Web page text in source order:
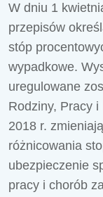
W dniu 1
przepisów
stóp
wypadkowe.
uregulowane
Rodziny, Pracy i
2018 r.
różnicowania
ubezpieczenie
pracy i chorób